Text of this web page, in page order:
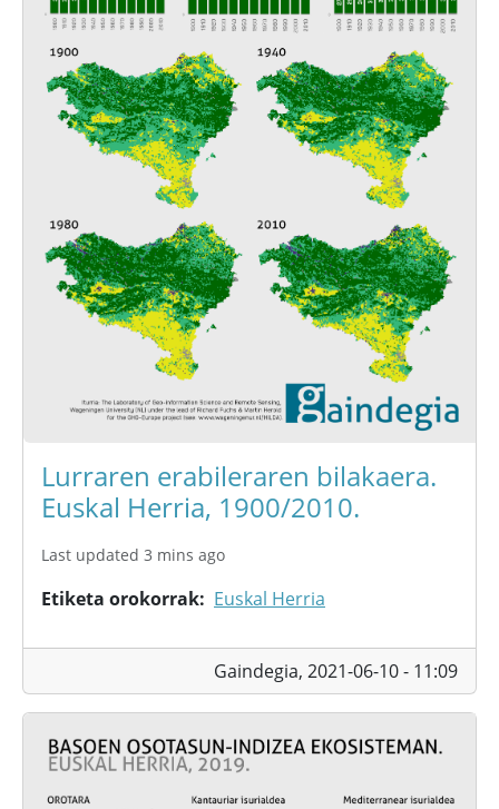
Lurraren erabileraren bilakaera.
Euskal Herria, 1900/2010.
Last updated 3 mins ago
Etiketa orokorrak Euskal Herria
Gaindegia, 2021-06-10 - 11:09